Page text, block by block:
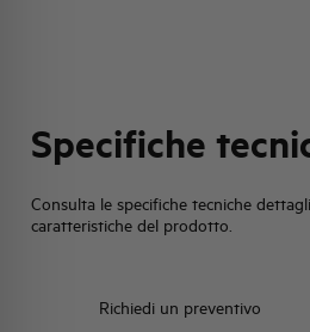
Specifiche
Consulta le specifiche tecniche
caratteristiche del prodotto.
Richiedi un preventivo